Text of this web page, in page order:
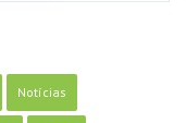
Notícias